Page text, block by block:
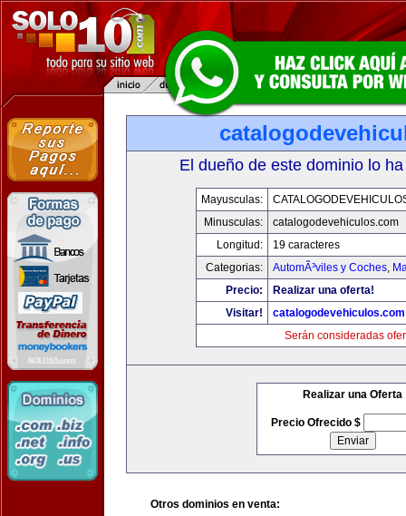
El dueño de este dominio lo
Mayusculas:
Minusculas:
catalogodevehiculos.com
Longitud:
19 caracteres
Categorias:
AutomÃ³viles y Coches,
Precio:
Realizar una oferta!
Visitar!
catalogodevehiculos.com
Serán consideradas
Realizar una Oferta
Precio Ofrecido $
Otros dominios en venta: